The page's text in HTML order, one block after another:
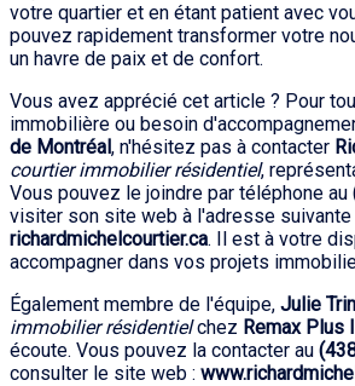
votre quartier et en étant patient avec
pouvez rapidement transformer votre
un havre de paix et de confort.
Vous avez apprécié cet article ? Pour
immobilière ou besoin
de Montréal, n'hésitez pas à contacter
courtier immobilier résidentiel,
Vous pouvez le joindre par téléphone au
visiter son site web à l'adresse suivante
richardmichelcourtier.ca. Il est à votre
accompagner dans vos projets
Également membre de l'équipe, Julie
immobilier résidentielchez Remax Plus
écoute. Vous pouvez la contacter au
consulter le site web :